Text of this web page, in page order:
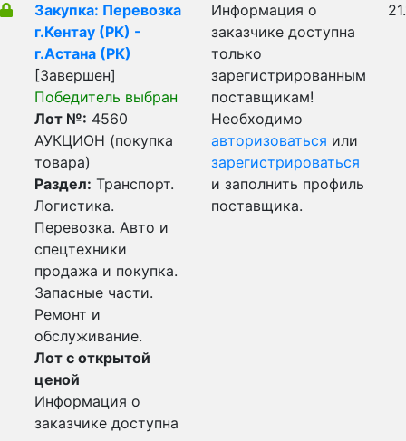
Закупка: Перевозка
г.Кентау (РК) -
г.Астана (РК)
[Завершен]
Победитель выбран
Лот №: 4560
АУКЦИОН (покупка
товара)
Раздел: Транспорт.
Логистика.
Перевозка. Авто и
спецтехники
продажа и покупка.
Запасные части.
Ремонт и
обслуживание.
Лот с открытой
ценой
Информация о
заказчике доступна
Информация о
заказчике доступна
только
зарегистрированным
поставщикам!
Необходимо
авторизоваться или
зарегистрироваться
и заполнить профиль
поставщика.